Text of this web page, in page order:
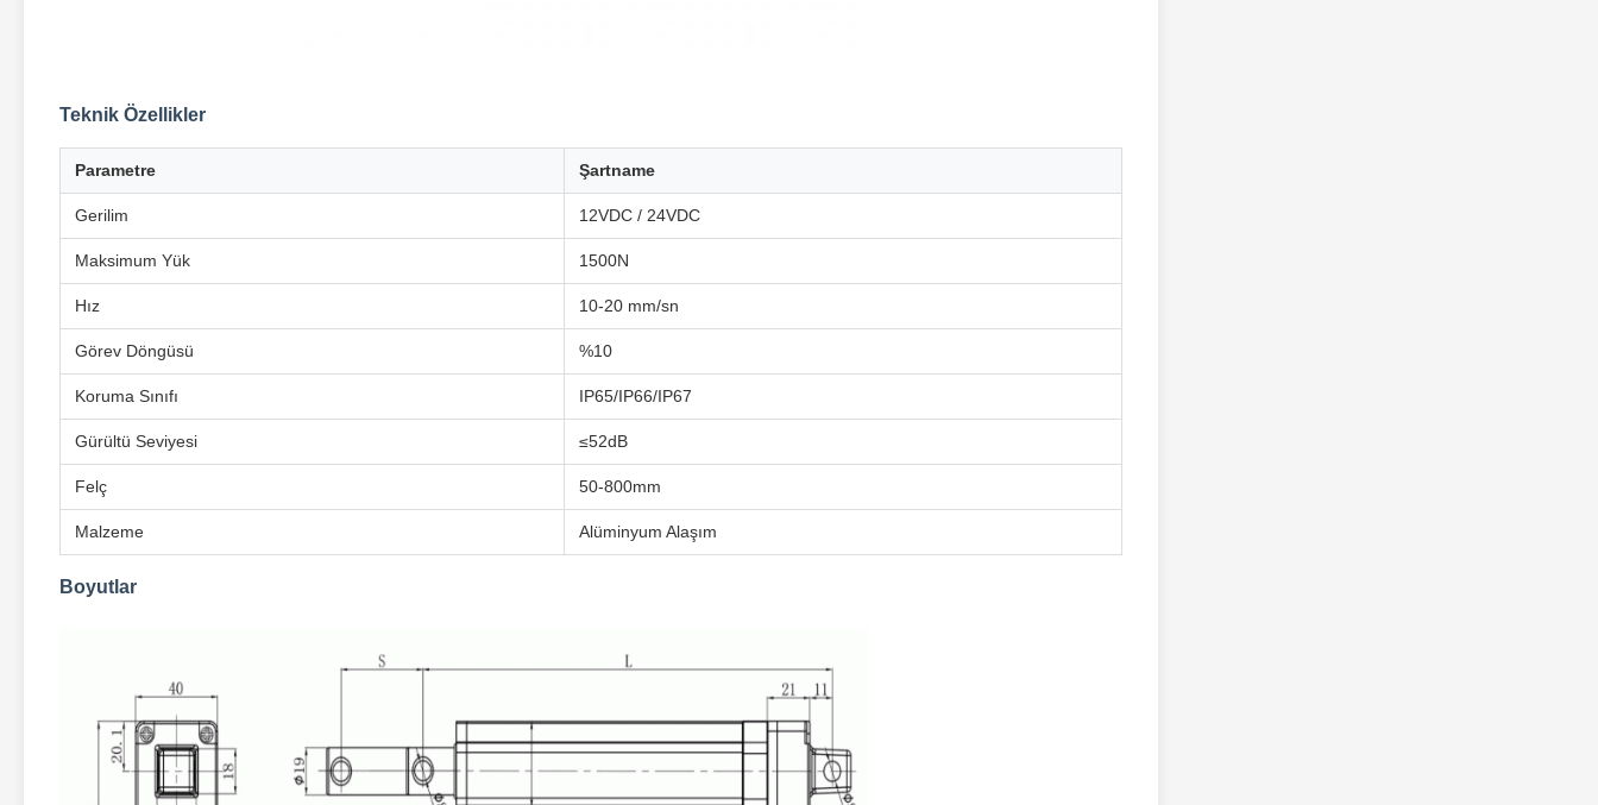
Teknik Özellikler
Parametre Şartname
Gerilim 12VDC / 24VDC
Maksimum Yük 1500N
Hız 10-20 mm/sn
Görev Döngüsü %10
Koruma Sınıfı IP65/IP66/IP67
Gürültü Seviyesi ≤52dB
Felç 50-800mm
Malzeme Alüminyum Alaşım
Boyutlar